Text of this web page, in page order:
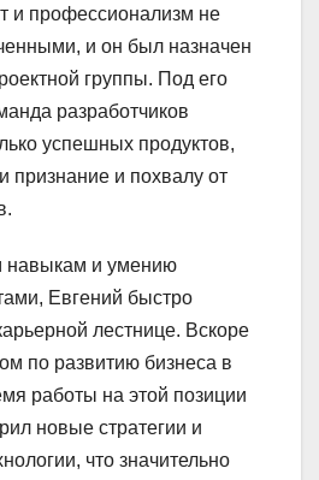
и профессионализм не
и он был назначен
группы. Под его
разработчиков
успешных продуктов,
признание и похвалу от
навыкам и умению
Евгений быстро
лестнице. Вскоре
по развитию бизнеса в
работы на этой позиции
новые стратегии и
что значительно